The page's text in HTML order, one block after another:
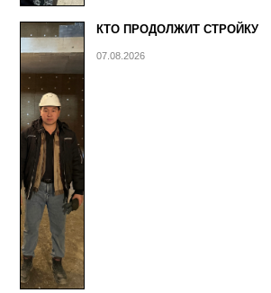
КТО ПРОДОЛЖИТ СТРОЙКУ
07.08.2026